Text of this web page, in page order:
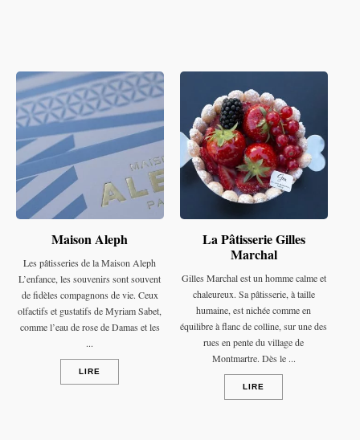
Maison Aleph
Les pâtisseries de la Maison Aleph
L’enfance, les souvenirs sont souvent
de fidèles compagnons de vie. Ceux
olfactifs et gustatifs de Myriam Sabet,
comme l’eau de rose de Damas et les
...
LIRE
La Pâtisserie Gilles
Marchal
Gilles Marchal est un homme calme et
chaleureux. Sa pâtisserie, à taille
humaine, est nichée comme en
équilibre à flanc de colline, sur une des
rues en pente du village de
Montmartre. Dès le ...
LIRE